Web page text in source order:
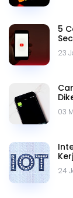
5
23
03
24